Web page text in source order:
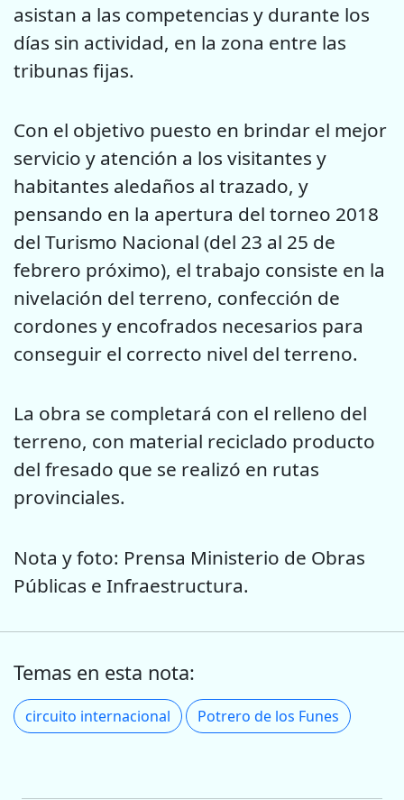
asistan a las competencias y durante los
días sin actividad, en la zona entre las
tribunas fijas.
Con el objetivo puesto en brindar el mejor
servicio y atención a los visitantes y
habitantes aledaños al trazado, y
pensando en la apertura del torneo 2018
del Turismo Nacional (del 23 al 25 de
febrero próximo), el trabajo consiste en la
nivelación del terreno, confección de
cordones y encofrados necesarios para
conseguir el correcto nivel del terreno.
La obra se completará con el relleno del
terreno, con material reciclado producto
del fresado que se realizó en rutas
provinciales.
Nota y foto: Prensa Ministerio de Obras
Públicas e Infraestructura.
Temas en esta nota:
circuito internacional Potrero de los Funes